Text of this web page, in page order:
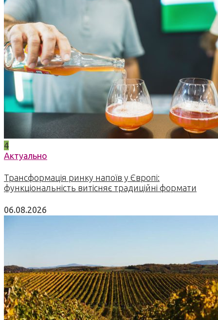
4
Актуально
Трансформація ринку напоїв у Європі:
функціональність витісняє традиційні формати
06.08.2026